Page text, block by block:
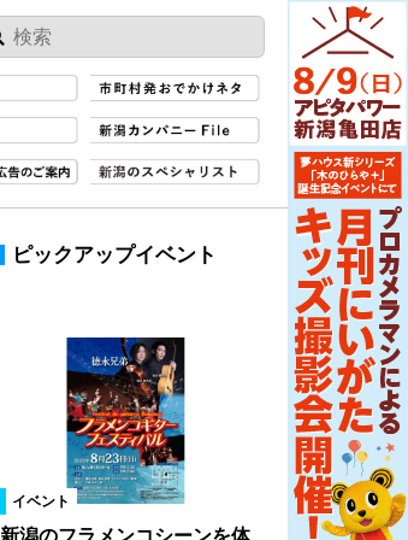
ピックアップイベント
イベント